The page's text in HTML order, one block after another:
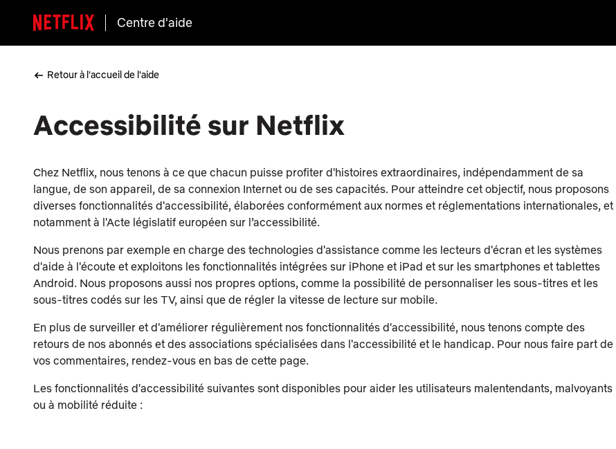
Centre d'aide
Retour à l'accueil de l'aide
Accessibilité sur Netflix
Chez Netflix, nous tenons à ce que chacun puisse profiter d'histoires extraordinaires, indépendamment de sa
langue, de son appareil, de sa connexion Internet ou de ses capacités. Pour atteindre cet objectif, nous proposons
diverses fonctionnalités d'accessibilité, élaborées conformément aux normes et réglementations internationales, et
notamment à l'Acte législatif européen sur l’accessibilité.
Nous prenons par exemple en charge des technologies d'assistance comme les lecteurs d'écran et les systèmes
d'aide à l'écoute et exploitons les fonctionnalités intégrées sur iPhone et iPad et sur les smartphones et tablettes
Android. Nous proposons aussi nos propres options, comme la possibilité de personnaliser les sous-titres et les
sous-titres codés sur les TV, ainsi que de régler la vitesse de lecture sur mobile.
En plus de surveiller et d'améliorer régulièrement nos fonctionnalités d'accessibilité, nous tenons compte des
retours de nos abonnés et des associations spécialisées dans l'accessibilité et le handicap. Pour nous faire part de
vos commentaires, rendez-vous en bas de cette page.
Les fonctionnalités d'accessibilité suivantes sont disponibles pour aider les utilisateurs malentendants, malvoyants
ou à mobilité réduite :